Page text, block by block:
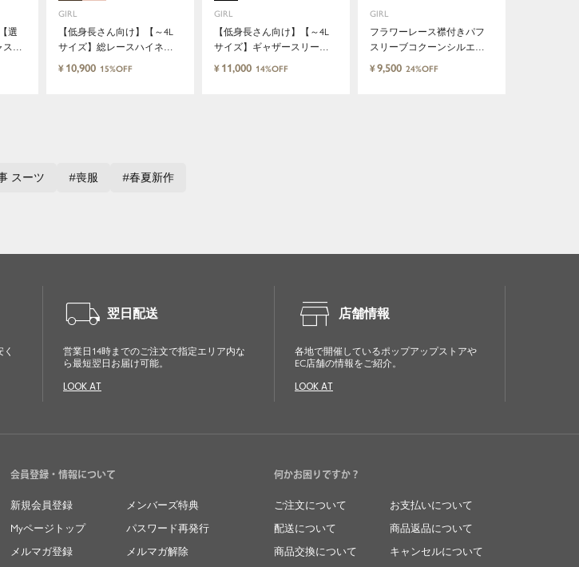
はもったいない...もっと気
て永遠のファッションアイテム。
は用意しておきたいものの一つ。
close
選
スス
結
GIRL
【低身長さん向け】【～4L
サイズ】総レースハイネッ
クバルーンスリーブロング
¥ 10,900 15%OFF
GIRL
【低身長さん向け】【～4L
サイズ】ギャザースリーブ
タックロング丈結婚式ワン
¥ 11,000 14%OFF
GIRL
フラワーレース襟付きパフ
スリーブコクーンシルエッ
トワンピースドレス
¥9,500 24%OFF
スーツ 喪服 春夏新作
local_shipping 翌日配送
営業日14時までのご注文で指定エリア内な
ら最短翌日お届け可能。
LOOK AT
store 店舗情報
各地で開催しているポップアップストアや
EC店舗の情報をご紹介。
LOOK AT
会員登録・情報について
新規会員登録
メンバーズ特典
Myページトップ
パスワード再発行
メルマガ登録
メルマガ解除
何かお困りですか？
ご注文について
お支払いについて
配送について
商品返品について
商品交換について
キャンセルについて